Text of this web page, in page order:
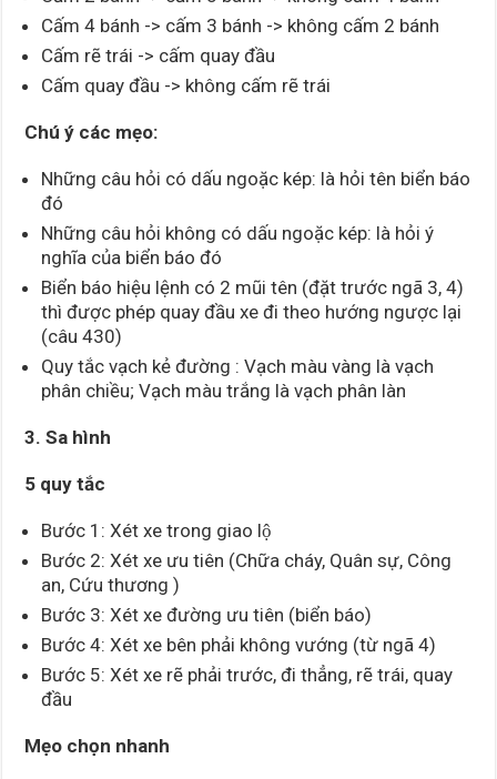
Cấm 4 bánh -> cấm 3 bánh -> không cấm 2 bánh
Cấm rẽ trái -> cấm quay đầu
Cấm quay đầu -> không cấm rẽ trái
Chú ý các mẹo:
Những câu hỏi có dấu ngoặc kép: là hỏi tên biển báo
đó
Những câu hỏi không có dấu ngoặc kép: là hỏi ý
nghĩa của biển báo đó
Biển báo hiệu lệnh có 2 mũi tên (đặt trước ngã 3, 4)
thì được phép quay đầu xe đi theo hướng ngược lại
(câu 430)
Quy tắc vạch kẻ đường : Vạch màu vàng là vạch
phân chiều; Vạch màu trắng là vạch phân làn
3. Sa hình
5 quy tắc
Bước 1: Xét xe trong giao lộ
Bước 2: Xét xe ưu tiên (Chữa cháy, Quân sự, Công
an, Cứu thương )
Bước 3: Xét xe đường ưu tiên (biển báo)
Bước 4: Xét xe bên phải không vướng (từ ngã 4)
Bước 5: Xét xe rẽ phải trước, đi thẳng, rẽ trái, quay
đầu
Mẹo chọn nhanh